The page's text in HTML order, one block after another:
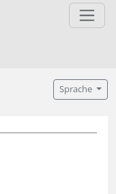
Sprache